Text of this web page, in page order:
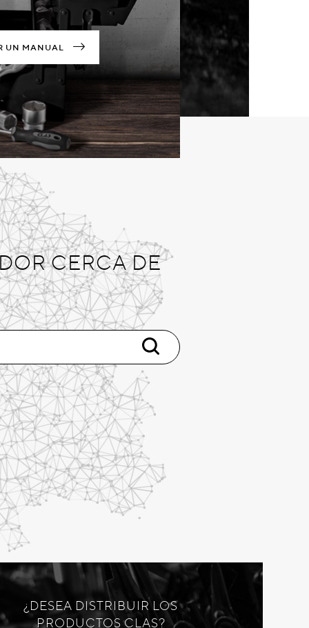
UN MANUAL
CERCA DE
¿DESEA DISTRIBUIR LOS
PRODUCTOS CLAS?